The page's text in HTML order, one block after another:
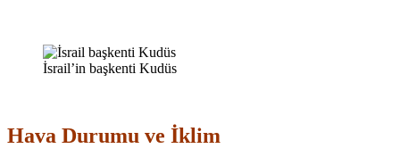
İsrail’in başkenti Kudüs
Hava Durumu ve İklim